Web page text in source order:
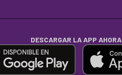
DESCARGAR LA APP AHORA